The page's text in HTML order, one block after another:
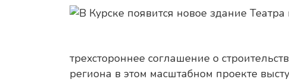
трехстороннее соглашение о
региона в этом масштабном проекте